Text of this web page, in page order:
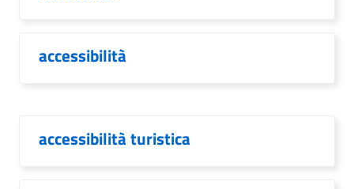
accessibilità
accessibilità turistica